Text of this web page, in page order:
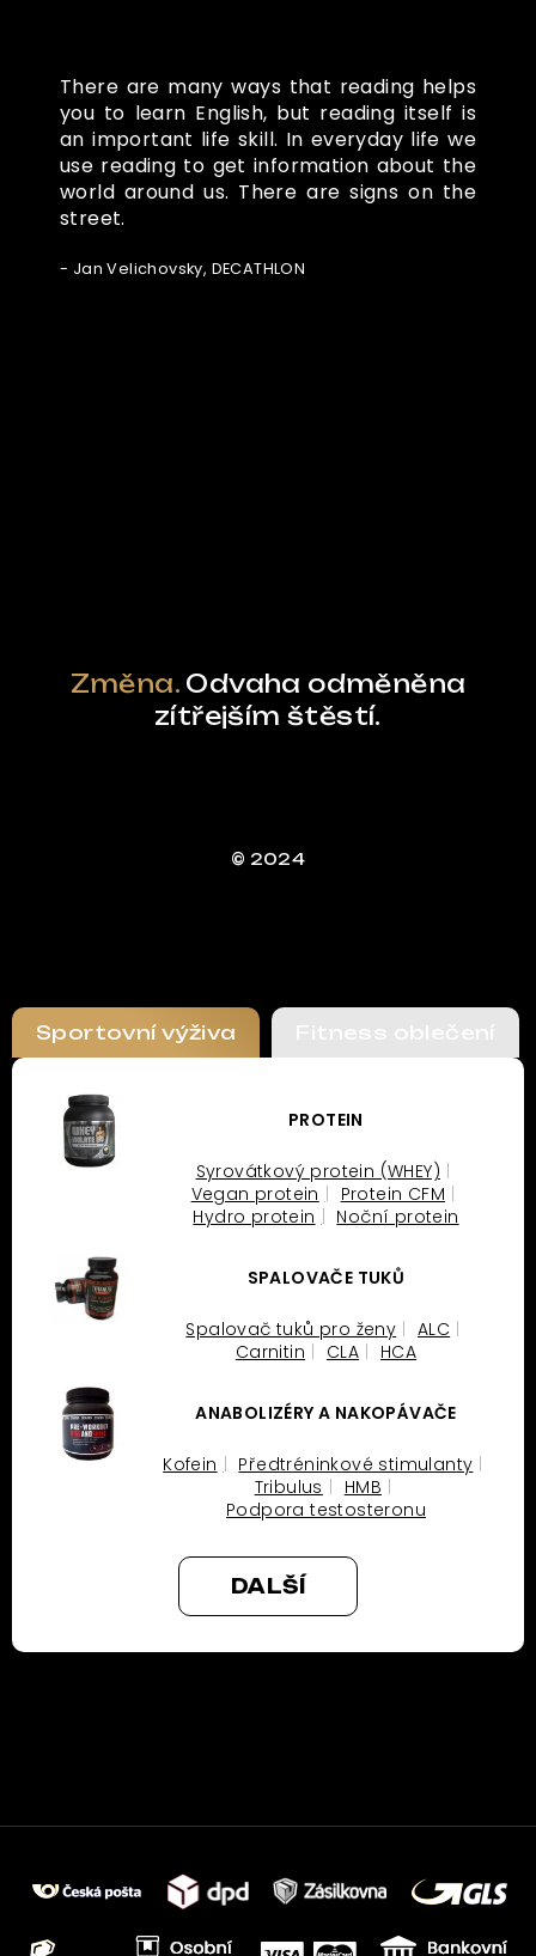
There are many ways that reading helps
you to learn English, but reading itself is
an important life skill. In everyday life we
use reading to get information about the
world around us. There are signs on the
street.
- Jan Velichovsky, DECATHLON
Změna. Odvaha odměněna
zítřejším štěstí.
© 2024
Sportovní výživa Fitness oblečení
PROTEIN
Syrovátkový protein (WHEY)
Vegan protein
Protein CFM
Hydro protein
Noční protein
SPALOVAČE TUKŮ
Spalovač tuků pro ženy
ALC
Carnitin
CLA HCA
ANABOLIZÉRY A NAKOPÁVAČE
Kofein
Předtréninkové stimulanty
Tribulus
HMB
Podpora testosteronu
DALŠÍ